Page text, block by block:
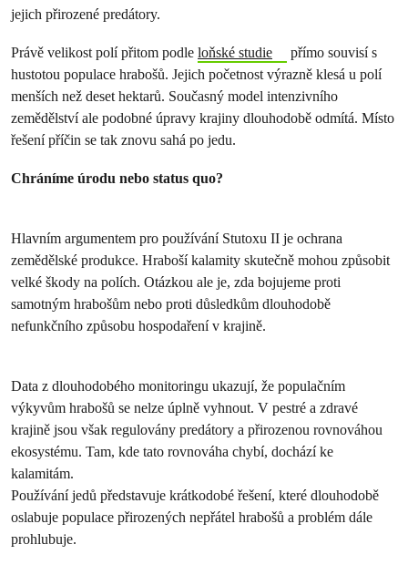
jejich přirozené predátory.
Právě velikost polí přitom podle loňské studie
přímo souvisí s
hustotou populace hrabošů. Jejich početnost výrazně klesá u polí
menších než deset hektarů. Současný model intenzivního
zemědělství ale podobné úpravy krajiny dlouhodobě odmítá. Místo
řešení příčin se tak znovu sahá po jedu.
Chráníme úrodu nebo status quo?
Hlavním argumentem pro používání Stutoxu II je ochrana
zemědělské produkce. Hraboší kalamity skutečně mohou způsobit
velké škody na polích. Otázkou ale je, zda bojujeme proti
samotným hrabošům nebo proti důsledkům dlouhodobě
nefunkčního způsobu hospodaření v krajině.
Data z dlouhodobého monitoringu ukazují, že populačním
výkyvům hrabošů se nelze úplně vyhnout. V pestré a zdravé
krajině jsou však regulovány predátory a přirozenou rovnováhou
ekosystému. Tam, kde tato rovnováha chybí, dochází ke
kalamitám.
Používání jedů představuje krátkodobé řešení, které dlouhodobě
oslabuje populace přirozených nepřátel hrabošů a problém dále
prohlubuje.